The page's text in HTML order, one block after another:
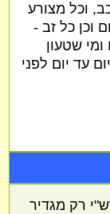
וכל מצורע
וכן כל זב -
ומי שטעון
עד יום לפני
רק מגדיר